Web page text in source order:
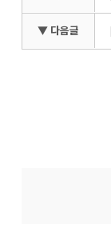
▼ 다음글